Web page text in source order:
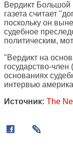
Вердикт
газета считает
поскольку он
судебное
политическим,
"Вердикт на
государство-
основаниях
интервью
Источник: The